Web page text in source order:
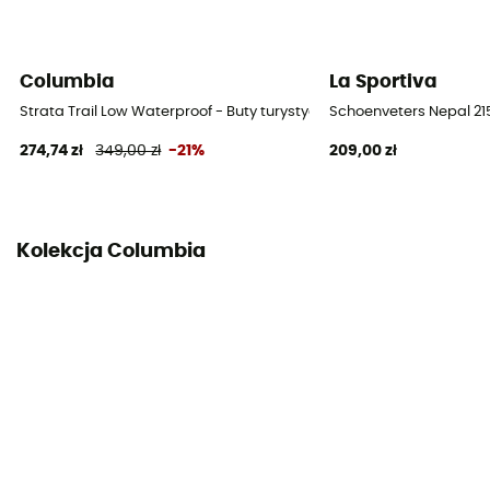
OmniTech™
Columbia
Strata Trail Low Waterproof - Buty turystyczne damskie
274,74 zł 349,00 zł -21%
La Sportiva
Schoenveters Nepal
209,00 zł
Kolekcja Columbia